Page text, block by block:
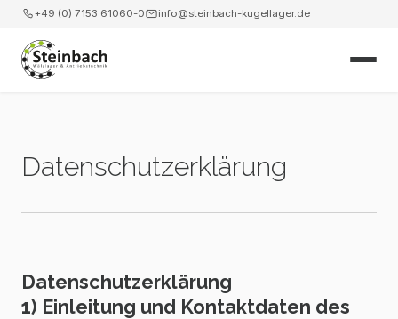
+49 (0) 7153 61060-0 info@steinbach-kugellager.de
Produkte
Leistungen
Unternehmen
Datenschutzerklärung
Datenschutzerklärung
1) Einleitung und Kontaktdaten des